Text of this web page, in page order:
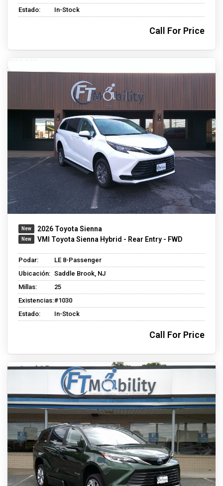
Estado: In-Stock
Call For Price
2026 Toyota Sienna
VMI Toyota Sienna Hybrid - Rear Entry - FWD
Podar:
LE 8-Passenger
Ubicación: Saddle Brook, NJ
Millas:
25
Existencias:#1030
Estado:
In-Stock
Call For Price